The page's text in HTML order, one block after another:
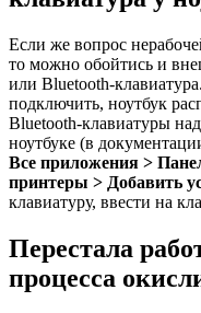
Если же вопрос
то можно обойтись и
или Bluetooth-
подключить, ноутбук
Bluetooth-клавиатуры
ноутбуке (в
Все приложения >
принтеры > Добавить
клавиатуру, ввести на
Перестала
процесса